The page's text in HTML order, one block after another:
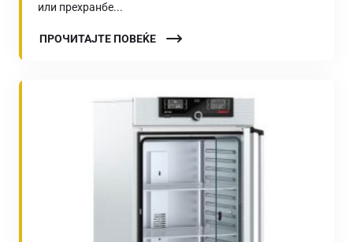
или прехранбе...
ПРОЧИТАЈТЕ ПОВЕЌЕ